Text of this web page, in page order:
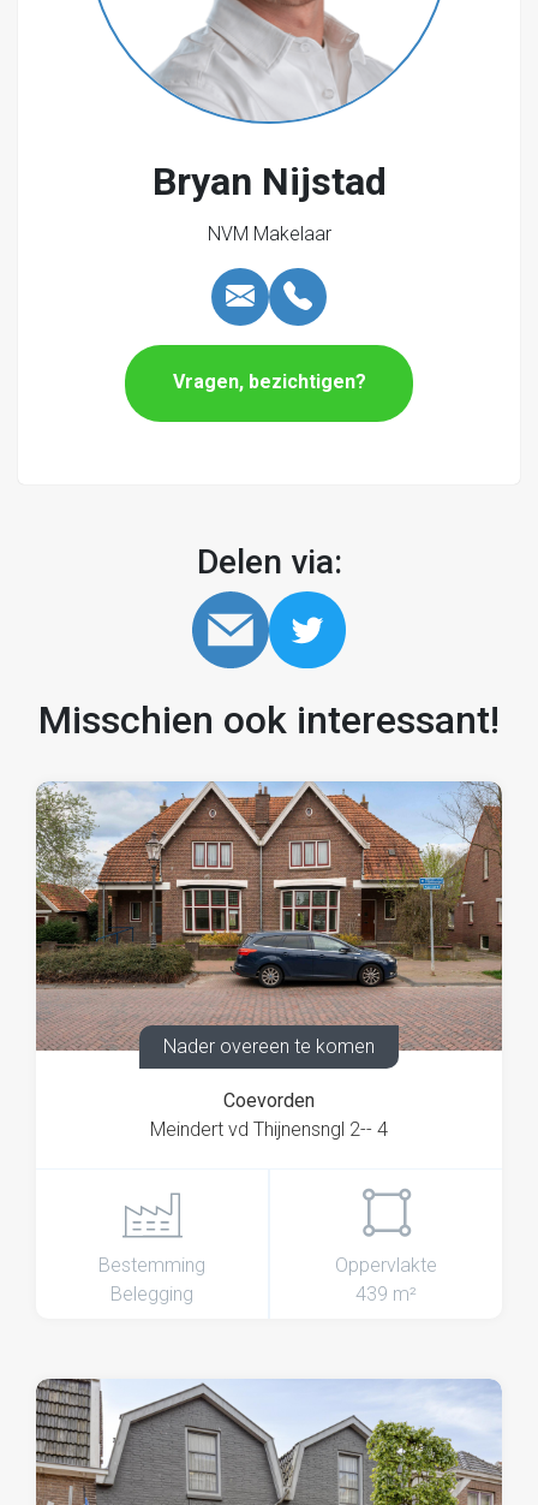
bijbehorende algemene bepalingen (meest recente
Bryan Nijstad
NVM Makelaar
Vragen, bezichtigen?
Delen via:
Misschien ook interessant!
Nader overeen te komen
Coevorden
Meindert vd Thijnensngl 2-- 4
Bestemming
Belegging
Oppervlakte
439 m²